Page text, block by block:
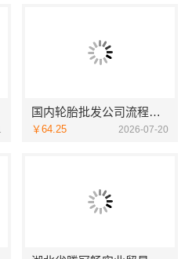
国内轮胎批发公司流程：湖北省腾冠畅实业贸易有限公司指南
￥64.25 2026-07-20